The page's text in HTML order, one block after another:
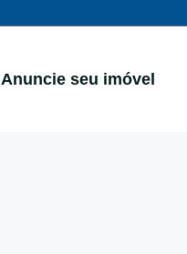
Anuncie seu imóvel